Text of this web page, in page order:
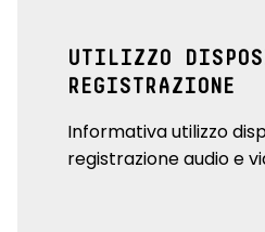
UTILIZZO
REGISTRAZIONE
Informativa utilizzo
registrazione audio e